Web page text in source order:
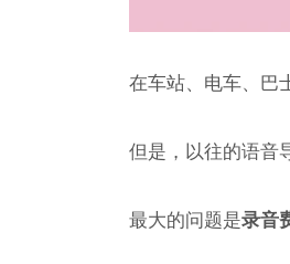
在车站、电车、巴
但是，以往的语音
最大的问题是录音